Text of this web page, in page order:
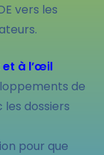
vers les
à l’œil
de
dossiers
pour que